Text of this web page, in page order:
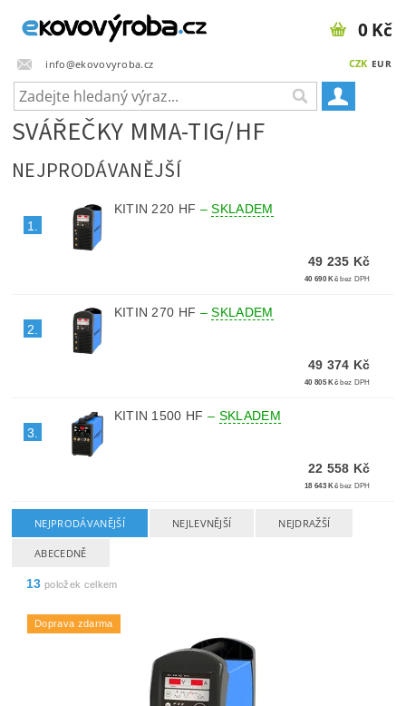
info@ekovovyroba.cz CZK EUR
0 Kč
SVÁŘEČKY MMA-TIG/HF
NEJPRODÁVANĚJŠÍ
1.
KITIN 220 HF –SKLADEM
49 235 Kč
40 690 Kč bez DPH
2.
KITIN 270 HF –SKLADEM
49 374 Kč
40 805 Kč bez DPH
3.
KITIN 1500 HF– SKLADEM
22 558 Kč
18 643 Kč bez DPH
NEJPRODÁVANĚJŠÍ NEJLEVNĚJŠÍ NEJDRAŽŠÍ
ABECEDNĚ
13 položek celkem
Doprava zdarma